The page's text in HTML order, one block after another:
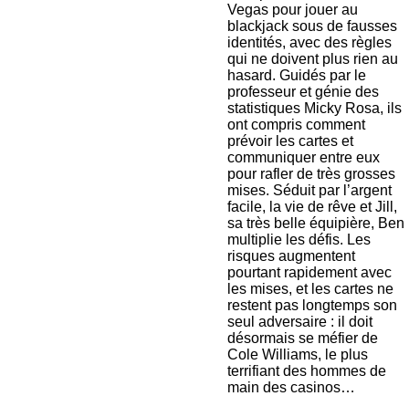
Vegas pour jouer au
blackjack sous de fausses
identités, avec des règles
qui ne doivent plus rien au
hasard. Guidés par le
professeur et génie des
statistiques Micky Rosa, ils
ont compris comment
prévoir les cartes et
communiquer entre eux
pour rafler de très grosses
mises. Séduit par l’argent
facile, la vie de rêve et Jill,
sa très belle équipière, Ben
multiplie les défis. Les
risques augmentent
pourtant rapidement avec
les mises, et les cartes ne
restent pas longtemps son
seul adversaire : il doit
désormais se méfier de
Cole Williams, le plus
terrifiant des hommes de
main des casinos…